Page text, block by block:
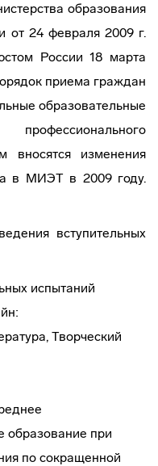
образования
от 24 февраля 2009 г.
России 18 марта
приема граждан
образовательные
вносятся изменения
в МИЭТ в 2009 году.
вступительных
испытаний
Творческий
образование при
по сокращенной